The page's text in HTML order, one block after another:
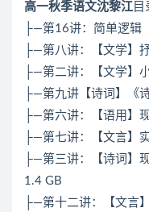
高一秋季语文沈黎江 目
├—第16讲：简单逻辑
├—第八讲：【文学】
├—第二讲：【文学】
├—第九讲【诗词】《
├—第六讲：【语用】
├—第七讲：【文言】
├—第三讲：【诗词】
1.4 GB
├—第十二讲：【文言